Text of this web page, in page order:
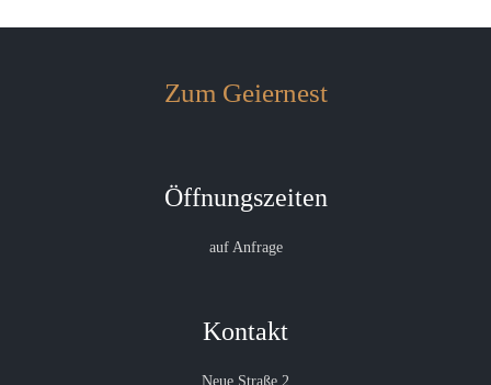
Zum Geiernest
Öffnungszeiten
auf Anfrage
Kontakt
Neue Straße 2